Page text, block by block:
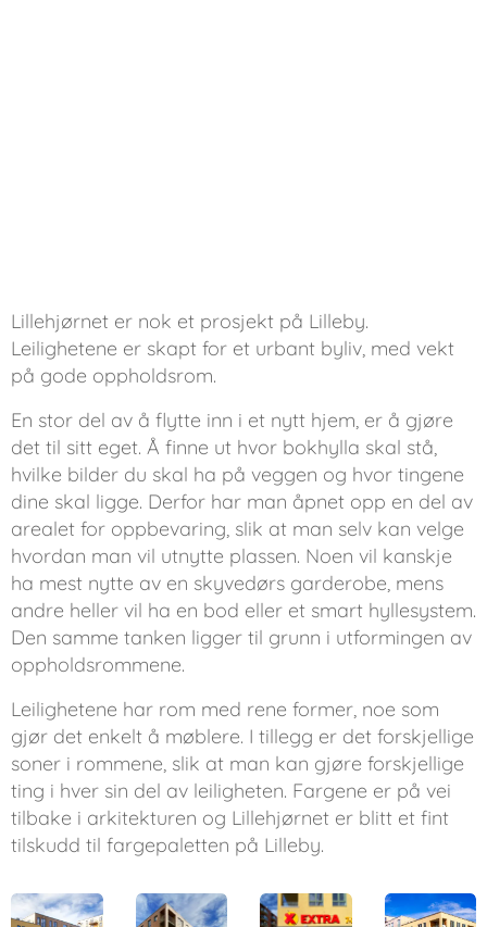
Lillehjørnet er nok et prosjekt på Lilleby.
Leilighetene er skapt for et urbant byliv, med vekt
på gode oppholdsrom.
En stor del av å flytte inn i et nytt hjem, er å gjøre
det til sitt eget. Å finne ut hvor bokhylla skal stå,
hvilke bilder du skal ha på veggen og hvor tingene
dine skal ligge. Derfor har man åpnet opp en del av
arealet for oppbevaring, slik at man selv kan velge
hvordan man vil utnytte plassen. Noen vil kanskje
ha mest nytte av en skyvedørs garderobe, mens
andre heller vil ha en bod eller et smart hyllesystem.
Den samme tanken ligger til grunn i utformingen av
oppholdsrommene.
Leilighetene har rom med rene former, noe som
gjør det enkelt å møblere. I tillegg er det forskjellige
soner i rommene, slik at man kan gjøre forskjellige
ting i hver sin del av leiligheten. Fargene er på vei
tilbake i arkitekturen og Lillehjørnet er blitt et fint
tilskudd til fargepaletten på Lilleby.